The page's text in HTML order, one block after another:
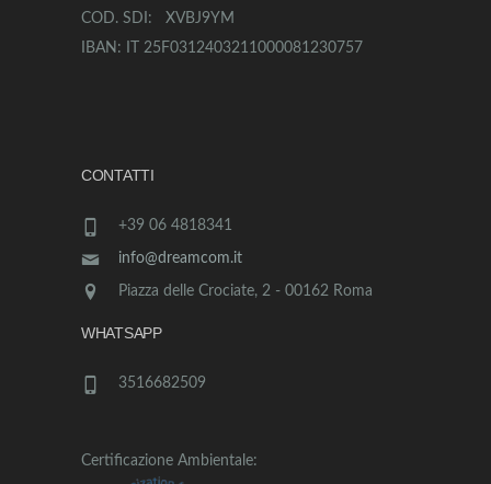
COD. SDI: XVBJ9YM
IBAN: IT 25F0312403211000081230757
CONTATTI
+39 06 4818341
info@dreamcom.it
Piazza delle Crociate, 2 - 00162 Roma
WHATSAPP
3516682509
Certificazione Ambientale: